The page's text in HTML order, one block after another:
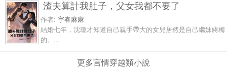
渣夫算計我肚子，父女我都不要了
作者: 宇睿麻麻
結婚七年，沈瓊才知道自己親手帶大的女兒居然是自己繼妹蔣梅
的。...
更多言情穿越類小說